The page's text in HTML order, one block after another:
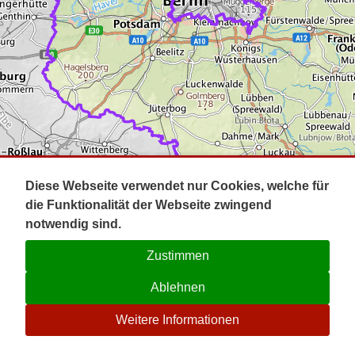
Impressum
Kontakt
☉
Diese Webseite verwendet nur Cookies, welche für
die Funktionalität der Webseite zwingend
notwendig sind.
Zustimmen
Ablehnen
Weitere Informationen